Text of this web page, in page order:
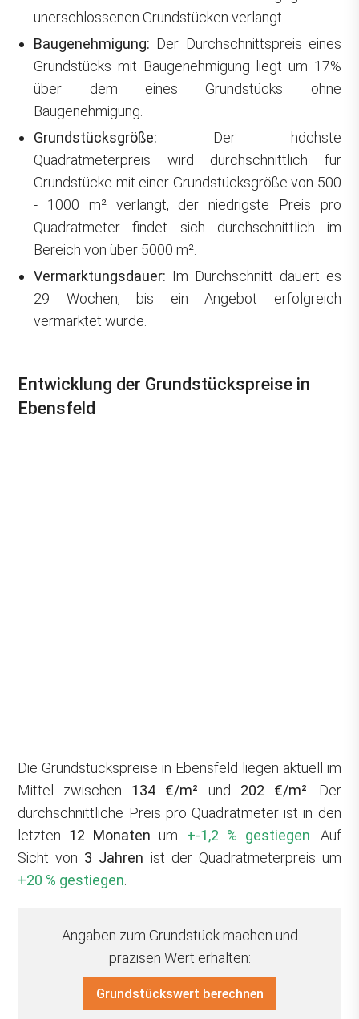
unerschlossenen Grundstücken verlangt.
Baugenehmigung: Der Durchschnittspreis eines
Grundstücks mit Baugenehmigung liegt um 17%
über dem eines Grundstücks ohne
Baugenehmigung.
Grundstücksgröße: Der höchste
Quadratmeterpreis wird durchschnittlich für
Grundstücke mit einer Grundstücksgröße von 500
- 1000 m² verlangt, der niedrigste Preis pro
Quadratmeter findet sich durchschnittlich im
Bereich von über 5000 m².
Vermarktungsdauer: Im Durchschnitt dauert es
29 Wochen, bis ein Angebot erfolgreich
vermarktet wurde.
Entwicklung der Grundstückspreise in
Ebensfeld
Die Grundstückspreise in Ebensfeld liegen aktuell im
Mittel zwischen 134 €/m² und 202 €/m² . Der
durchschnittliche Preis pro Quadratmeter ist in den
letzten 12 Monaten um +-1,2 % gestiegen . Auf
Sicht von 3 Jahren ist der Quadratmeterpreis um
+20 % gestiegen
Angaben zum Grundstück machen und
präzisen Wert erhalten:
Grundstückswert berechnen